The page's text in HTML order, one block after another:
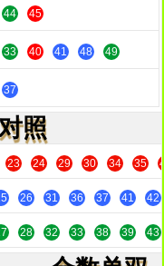
44 45
33 40 41 48 49
37
照
23 24 29 30 34 35
26 31 36 37 41 42
28 32 33 38 39 43